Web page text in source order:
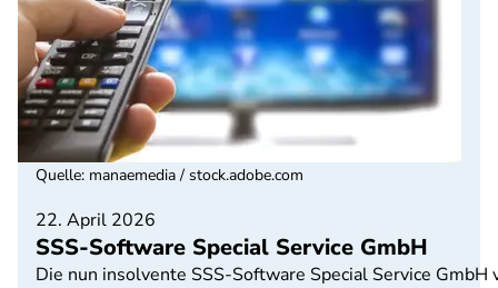
22. April 2026
SSS-Software Special Service GmbH
Die nun insolvente SSS-Software Special Service
Quelle: manaemedia / stock.adobe.com